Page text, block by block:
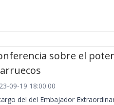
sobre el
09-19 18:00:00
del del Embajador